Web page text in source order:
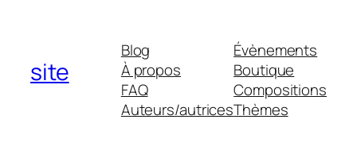
site
Blog
À propos
FAQ
Auteurs/autrices
Évènements
Boutique
Compositions
Thèmes